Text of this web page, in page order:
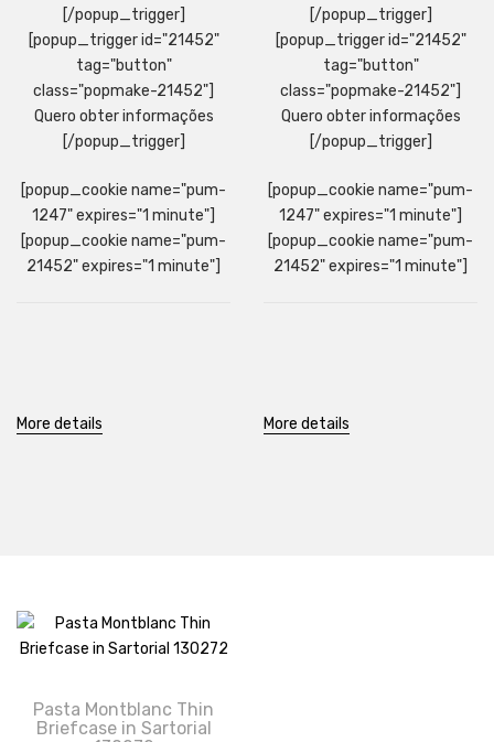
[/popup_trigger]
[popup_trigger id="21452"
tag="button"
class="popmake-21452"]
Quero obter informações
[/popup_trigger]
[popup_cookie name="pum-
1247" expires="1 minute"]
[popup_cookie name="pum-
21452" expires="1 minute"]
More details
[/popup_trigger]
[popup_trigger id="21452"
tag="button"
class="popmake-21452"]
Quero obter informações
[/popup_trigger]
[popup_cookie name="pum-
1247" expires="1 minute"]
[popup_cookie name="pum-
21452" expires="1 minute"]
More details
Pasta Montblanc Thin
Briefcase in Sartorial